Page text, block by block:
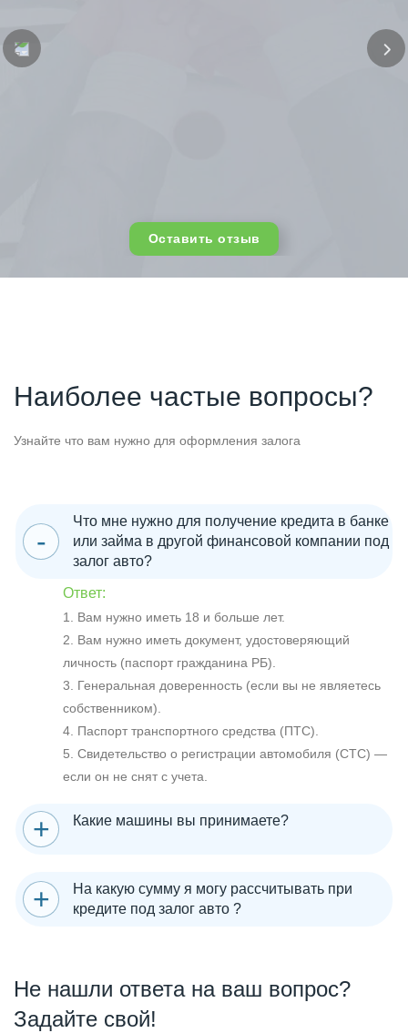
Оставить отзыв
Наиболее частые вопросы?
Узнайте что вам нужно для оформления залога
Что мне нужно для получение кредита в банке
или займа в другой финансовой компании под
залог авто?
Ответ:
1. Вам нужно иметь 18 и больше лет.
2. Вам нужно иметь документ, удостоверяющий
личность (паспорт гражданина РБ).
3. Генеральная доверенность (если вы не являетесь
собственником).
4. Паспорт транспортного средства (ПТС).
5. Свидетельство о регистрации автомобиля (СТС) —
если он не снят с учета.
Какие машины вы принимаете?
На какую сумму я могу рассчитывать при
кредите под залог авто ?
Не нашли ответа на ваш вопрос?
Задайте свой!